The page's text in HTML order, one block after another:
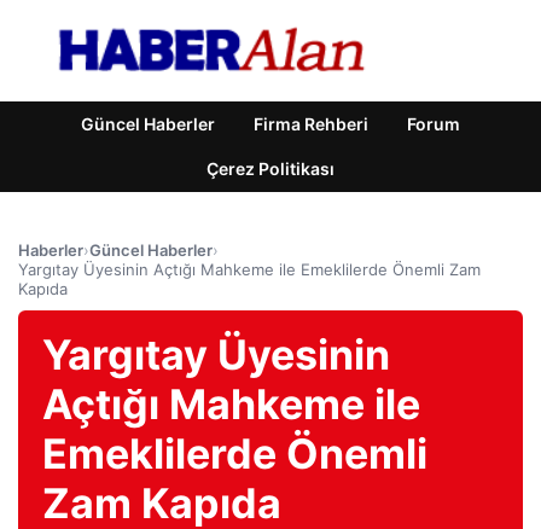
Güncel Haberler Firma Rehberi Forum
Çerez Politikası
Haberler›Güncel Haberler›
Yargıtay Üyesinin Açtığı Mahkeme ile Emeklilerde Önemli Zam
Kapıda
Yargıtay Üyesinin
Açtığı Mahkeme ile
Emeklilerde Önemli
Zam Kapıda